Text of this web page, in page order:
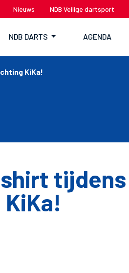
Nieuws NDB Veilige dartsport
NDB DARTS AGENDA
KiKa!
tijdens